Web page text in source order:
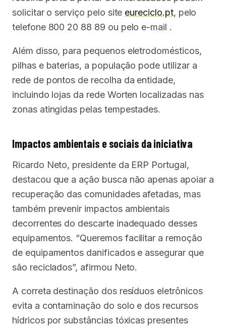
solicitar o serviço pelo site eureciclo.pt, pelo
telefone 800 20 88 89 ou pelo e-mail .
Além disso, para pequenos eletrodomésticos,
pilhas e baterias, a população pode utilizar a
rede de pontos de recolha da entidade,
incluindo lojas da rede Worten localizadas nas
zonas atingidas pelas tempestades.
Impactos ambientais e sociais da iniciativa
Ricardo Neto, presidente da ERP Portugal,
destacou que a ação busca não apenas apoiar a
recuperação das comunidades afetadas, mas
também prevenir impactos ambientais
decorrentes do descarte inadequado desses
equipamentos. “Queremos facilitar a remoção
de equipamentos danificados e assegurar que
são reciclados”, afirmou Neto.
A correta destinação dos resíduos eletrônicos
evita a contaminação do solo e dos recursos
hídricos por substâncias tóxicas presentes